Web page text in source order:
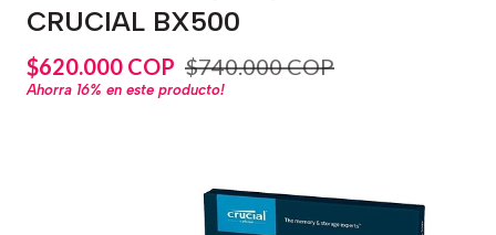
CRUCIAL BX500
$620.000 COP $740.000 COP
Ahorra 16% en este producto!